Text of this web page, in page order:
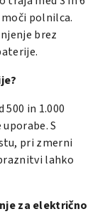
polnilca.
brez
in 1.000
S
pri zmerni
lahko
za električno